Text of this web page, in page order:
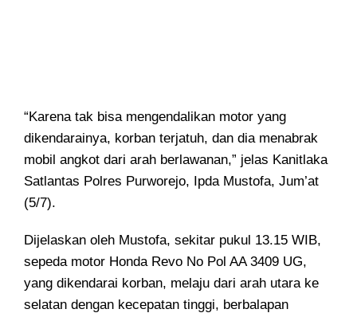
“Karena tak bisa mengendalikan motor yang
dikendarainya, korban terjatuh, dan dia menabrak
mobil angkot dari arah berlawanan,” jelas Kanitlaka
Satlantas Polres Purworejo, Ipda Mustofa, Jum’at
(5/7).
Dijelaskan oleh Mustofa, sekitar pukul 13.15 WIB,
sepeda motor Honda Revo No Pol AA 3409 UG,
yang dikendarai korban, melaju dari arah utara ke
selatan dengan kecepatan tinggi, berbalapan